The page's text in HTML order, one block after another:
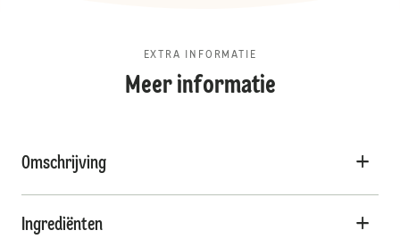
EXTRA INFORMATIE
Meer informatie
Omschrijving
Ingrediënten